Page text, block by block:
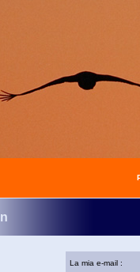
La mia e-mail :